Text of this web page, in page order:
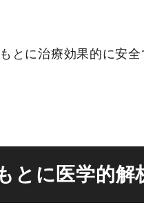
とに治療効果的に安
とに医学的解